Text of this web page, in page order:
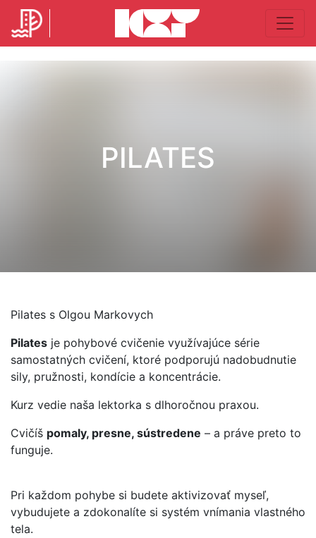
PILATES
Pilates s Olgou Markovych
Pilates je pohybové cvičenie využívajúce série
samostatných cvičení, ktoré podporujú nadobudnutie
sily, pružnosti, kondície a koncentrácie.
Kurz vedie naša lektorka s dlhoročnou praxou.
Cvičíš pomaly, presne, sústredene – a práve preto to
funguje.
Pri každom pohybe si budete aktivizovať myseľ,
vybudujete a zdokonalíte si systém vnímania vlastného
tela.